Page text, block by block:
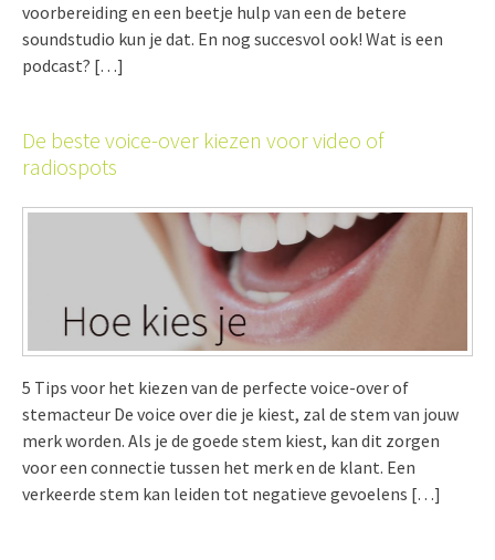
voorbereiding en een beetje hulp van een de betere
soundstudio kun je dat. En nog succesvol ook! Wat is een
podcast? […]
De beste voice-over kiezen voor video of
radiospots
5 Tips voor het kiezen van de perfecte voice-over of
stemacteur De voice over die je kiest, zal de stem van jouw
merk worden. Als je de goede stem kiest, kan dit zorgen
voor een connectie tussen het merk en de klant. Een
verkeerde stem kan leiden tot negatieve gevoelens […]